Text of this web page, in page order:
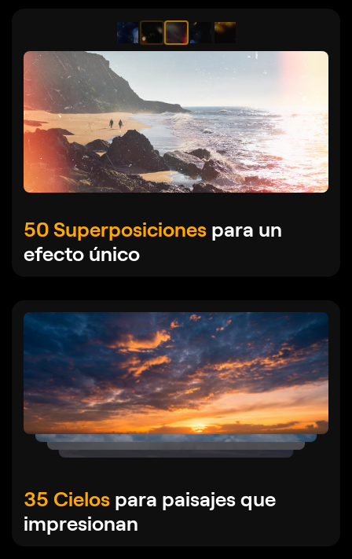
50 Superposiciones para un
efecto único
35 Cielos para paisajes que
impresionan